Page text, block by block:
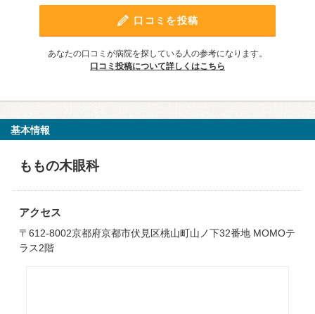
口コミを投稿
あなたの口コミが病院を探している人の参考になります。
口コミ投稿について詳しくはこちら
基本情報
ももの木眼科
アクセス
〒612-8002京都府京都市伏見区桃山町山ノ下32番地 MOMOテ
ラス2階